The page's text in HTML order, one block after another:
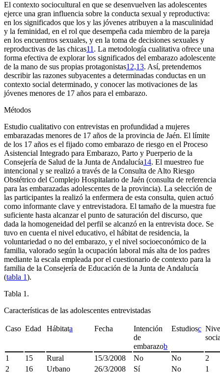
El contexto sociocultural en que se desenvuelven las adolescentes
ejerce una gran influencia sobre la conducta sexual y reproductiva:
en los significados que los y las jóvenes atribuyen a la masculinidad
y la feminidad, en el rol que desempeña cada miembro de la pareja
en los encuentros sexuales, y en la toma de decisiones sexuales y
reproductivas de las chicas11 . La metodología cualitativa ofrece una
forma efectiva de explorar los significados del embarazo adolescente
de la mano de sus propias protagonistas12,13. Así, pretendemos
describir las razones subyacentes a determinadas conductas en un
contexto social determinado, y conocer las motivaciones de las
jóvenes menores de 17 años para el embarazo.
Métodos
Estudio cualitativo con entrevistas en profundidad a mujeres
embarazadas menores de 17 años de la provincia de Jaén. El límite
de los 17 años es el fijado como embarazo de riesgo en el Proceso
Asistencial Integrado para Embarazo, Parto y Puerperio de la
Consejería de Salud de la Junta de Andalucía14. El muestreo fue
intencional y se realizó a través de la Consulta de Alto Riesgo
Obstétrico del Complejo Hospitalario de Jaén (consulta de referencia
para las embarazadas adolescentes de la provincia). La selección de
las participantes la realizó la enfermera de esta consulta, quien actuó
como informante clave y entrevistadora. El tamaño de la muestra fue
suficiente hasta alcanzar el punto de saturación del discurso, que
dada la homogeneidad del perfil se alcanzó en la entrevista doce. Se
tuvo en cuenta el nivel educativo, el hábitat de residencia, la
voluntariedad o no del embarazo, y el nivel socioeconómico de la
familia, valorado según la ocupación laboral más alta de los padres
mediante la escala empleada por el cuestionario de contexto para la
familia de la Consejería de Educación de la Junta de Andalucía
(tabla 1).
Tabla 1.
Características de las adolescentes entrevistadas
Caso Edad Hábitata Fecha
Intención
de
embarazob
Estudiosc
1 15 Rural 15/3/2008 No No
2
2
16 Urbano 26/3/2008 Sí No
1